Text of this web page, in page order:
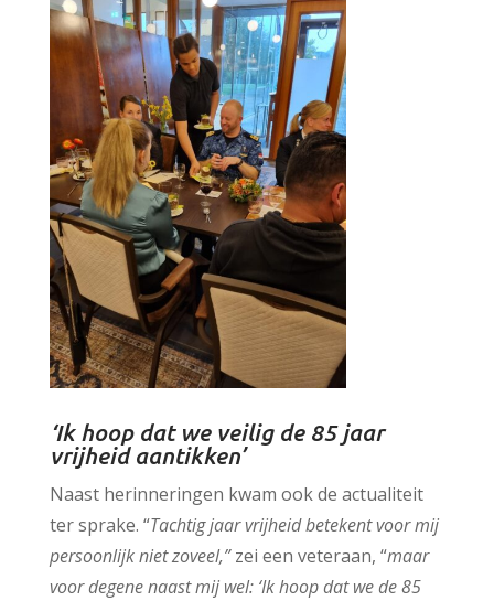
‘Ik hoop dat we veilig de 85 jaar
vrijheid aantikken’
Naast herinneringen kwam ook de actualiteit
ter sprake. “Tachtig jaar vrijheid betekent voor mij
persoonlijk niet zoveel,”zei een veteraan, “maar
voor degene naast mij wel: ‘Ik hoop dat we de 85